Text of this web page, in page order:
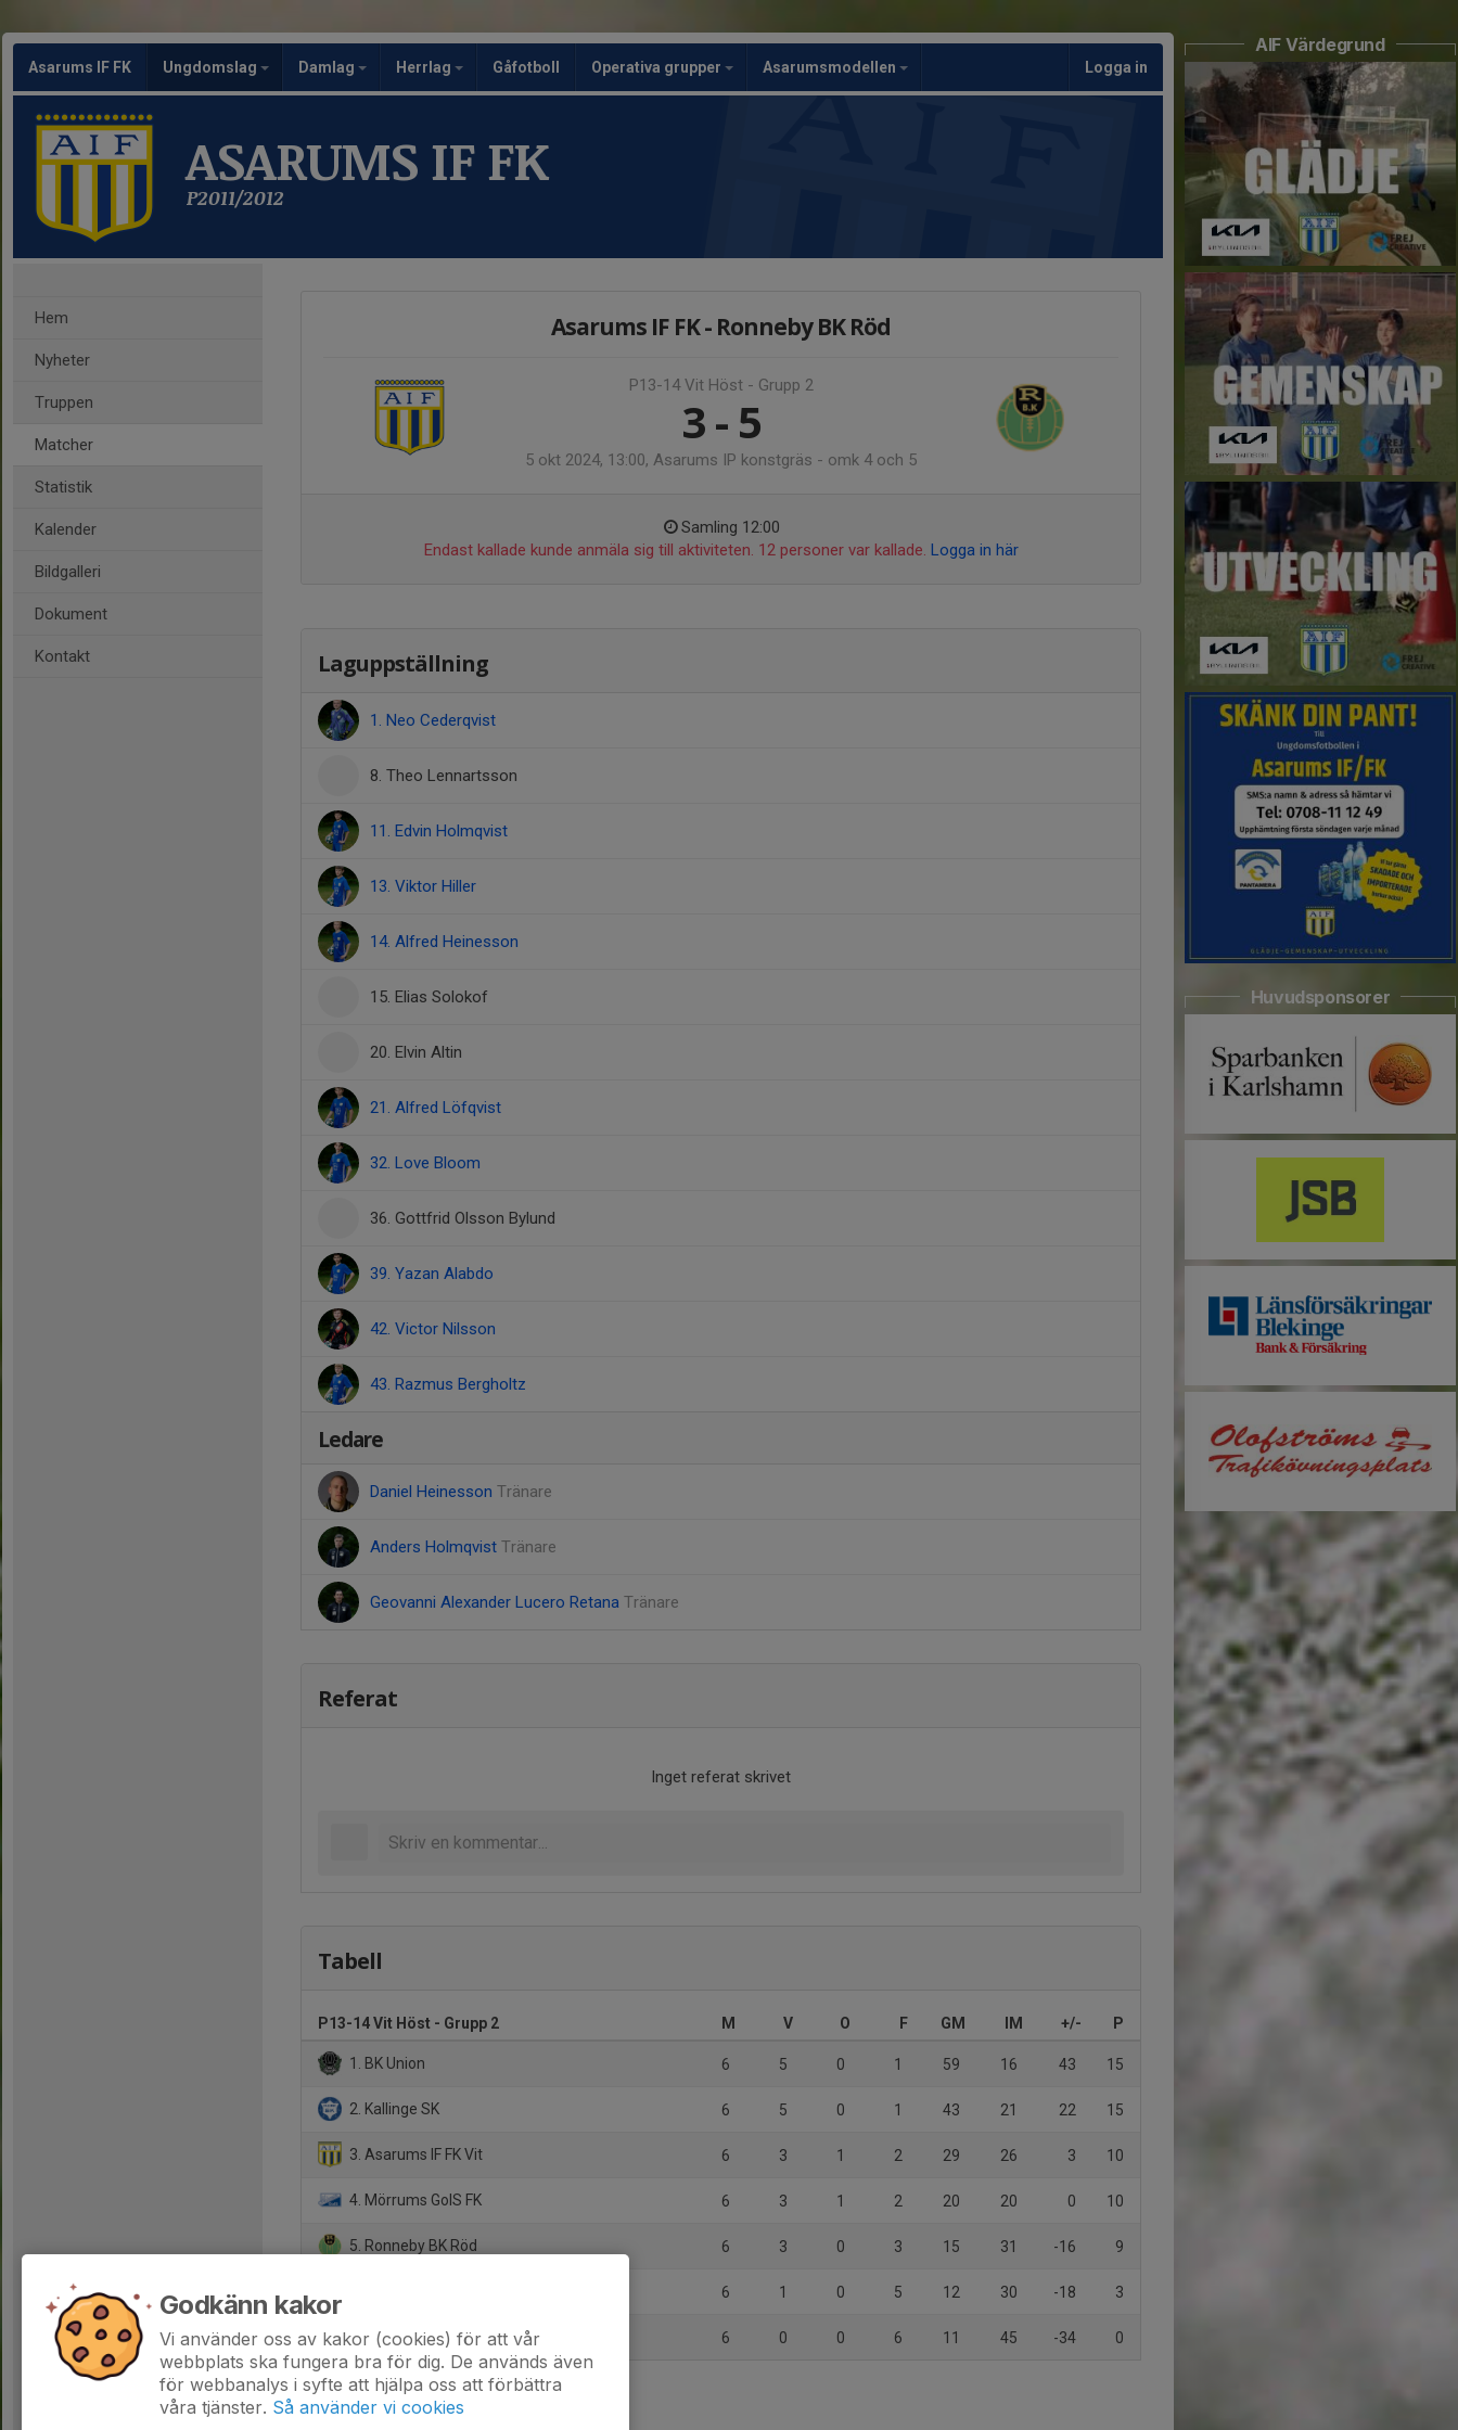
Asarums IF FK Ungdomslag Damlag Herrlag Gåfotboll Operativa grupper Asarumsmodellen Logga in
ASARUMS IF FK
P2011/2012
Hem
Nyheter
Truppen
Matcher
Statistik
Kalender
Bildgalleri
Dokument
Kontakt
Asarums IF FK - Ronneby BK Röd
P13-14 Vit Höst - Grupp 2
3 - 5
5 okt 2024, 13:00, Asarums IP konstgräs - omk 4 och 5
Samling 12:00
Endast kallade kunde anmäla sig till aktiviteten. 12 personer var kallade. Logga in här
Laguppställning
1. Neo Cederqvist
8. Theo Lennartsson
11. Edvin Holmqvist
13. Viktor Hiller
14. Alfred Heinesson
15. Elias Solokof
20. Elvin Altin
21. Alfred Löfqvist
32. Love Bloom
36. Gottfrid Olsson Bylund
39. Yazan Alabdo
42. Victor Nilsson
43. Razmus Bergholtz
Ledare
Daniel Heinesson Tränare
Anders Holmqvist Tränare
Geovanni Alexander Lucero Retana Tränare
Referat
Inget referat skrivet
Tabell
P13-14 Vit Höst - Grupp 2 M V O F GM IM +/- P
1. BK Union 6 5 0 1 59 16 43 15
2. Kallinge SK 6 5 0 1 43 21 22 15
3. Asarums IF FK Vit 6 3 1 2 29 26 3 10
4. Mörrums GoIS FK 6 3 1 2 20 20 0 10
5. Ronneby BK Röd 6 3 0 3 15 31 -16 9
6 1 0 5 12 30 -18 3
7. Tvings GoIF/Fridlevstad GoIF 6 0 0 6 11 45 -34 0
AIF Värdegrund
Huvudsponsorer
Godkänn kakor
Vi använder oss av kakor (cookies) för att vår
webbplats ska fungera bra för dig. De används även
för webbanalys i syfte att hjälpa oss att förbättra
våra tjänster. Så använder vi cookies